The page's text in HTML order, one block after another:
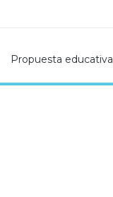
Propuesta educativa